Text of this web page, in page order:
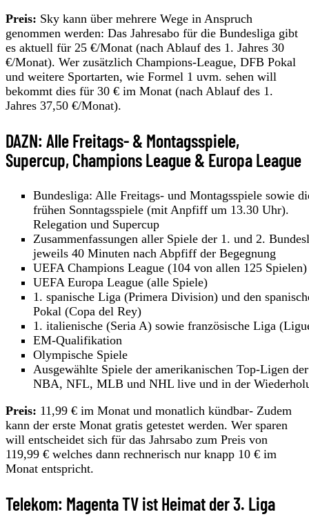
Preis: Sky kann über mehrere Wege in Anspruch
genommen werden: Das Jahresabo für die Bundesliga gibt
es aktuell für 25 €/Monat (nach Ablauf des 1. Jahres 30
€/Monat). Wer zusätzlich Champions-League, DFB Pokal
und weitere Sportarten, wie Formel 1 uvm. sehen will
bekommt dies für 30 € im Monat (nach Ablauf des 1.
Jahres 37,50 €/Monat).
DAZN: Alle Freitags- & Montagsspiele,
Supercup, Champions League & Europa League
Bundesliga: Alle Freitags- und Montagsspiele sowie
frühen Sonntagsspiele (mit Anpfiff um 13.30 Uhr).
Relegation und Supercup
Zusammenfassungen aller Spiele der 1. und 2.
jeweils 40 Minuten nach Abpfiff der Begegnung
UEFA Champions League (104 von allen 125 Spielen)
UEFA Europa League (alle Spiele)
1. spanische Liga (Primera Division) und den
Pokal (Copa del Rey)
1. italienische (Seria A) sowie französische Liga
EM-Qualifikation
Olympische Spiele
Ausgewählte Spiele der amerikanischen Top-Ligen der
NBA, NFL, MLB und NHL live und in der
Preis: 11,99 € im Monat und monatlich kündbar- Zudem
kann der erste Monat gratis getestet werden. Wer sparen
will entscheidet sich für das Jahrsabo zum Preis von
119,99 € welches dann rechnerisch nur knapp 10 € im
Monat entspricht.
Telekom: Magenta TV ist Heimat der 3. Liga